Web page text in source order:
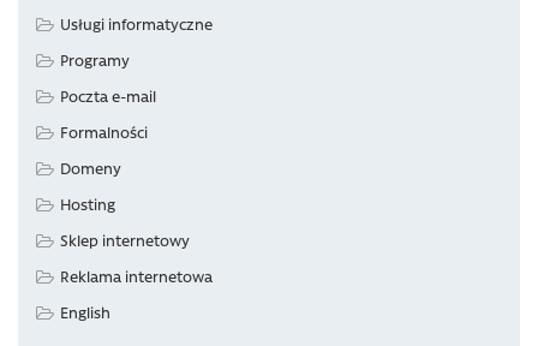
Usługi informatyczne
Programy
Poczta e-mail
Formalności
Domeny
Hosting
Sklep internetowy
Reklama internetowa
English